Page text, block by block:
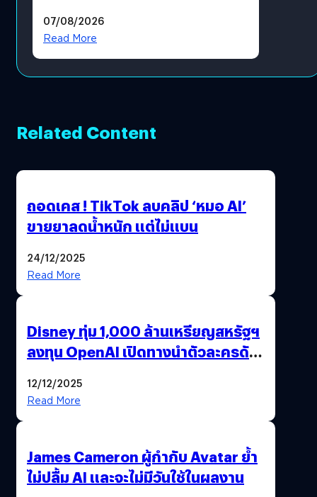
โดยตรง
07/08/2026
Read More
Related Content
ถอดเคส ! TikTok ลบคลิป ‘หมอ AI’
ขายยาลดน้ำหนัก แต่ไม่แบน
24/12/2025
Read More
Disney ทุ่ม 1,000 ล้านเหรียญสหรัฐฯ
ลงทุน OpenAI เปิดทางนำตัวละครดัง
12/12/2025
Read More
James Cameron ผู้กำกับ Avatar ย้ำ
ไม่ปลื้ม AI และจะไม่มีวันใช้ในผลงาน